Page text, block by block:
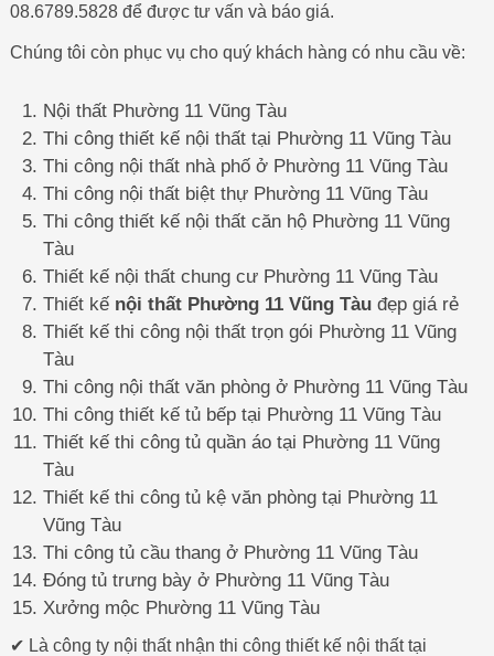
08.6789.5828 để được tư vấn và báo giá.
Chúng tôi còn phục vụ cho quý khách hàng có nhu cầu về:
Nội thất Phường 11 Vũng Tàu
Thi công thiết kế nội thất tại Phường 11 Vũng Tàu
Thi công nội thất nhà phố ở Phường 11 Vũng Tàu
Thi công nội thất biệt thự Phường 11 Vũng Tàu
Thi công thiết kế nội thất căn hộ Phường 11 Vũng
Tàu
Thiết kế nội thất chung cư Phường 11 Vũng Tàu
Thiết kế nội thất Phường 11 Vũng Tàuđẹp giá rẻ
Thiết kế thi công nội thất trọn gói Phường 11 Vũng
Tàu
Thi công nội thất văn phòng ở Phường 11 Vũng Tàu
Thi công thiết kế tủ bếp tại Phường 11 Vũng Tàu
Thiết kế thi công tủ quần áo tại Phường 11 Vũng
Tàu
Thiết kế thi công tủ kệ văn phòng tại Phường 11
Vũng Tàu
Thi công tủ cầu thang ở Phường 11 Vũng Tàu
Đóng tủ trưng bày ở Phường 11 Vũng Tàu
Xưởng mộc Phường 11 Vũng Tàu
✔ Là công ty nội thất nhận thi công thiết kế nội thất tại